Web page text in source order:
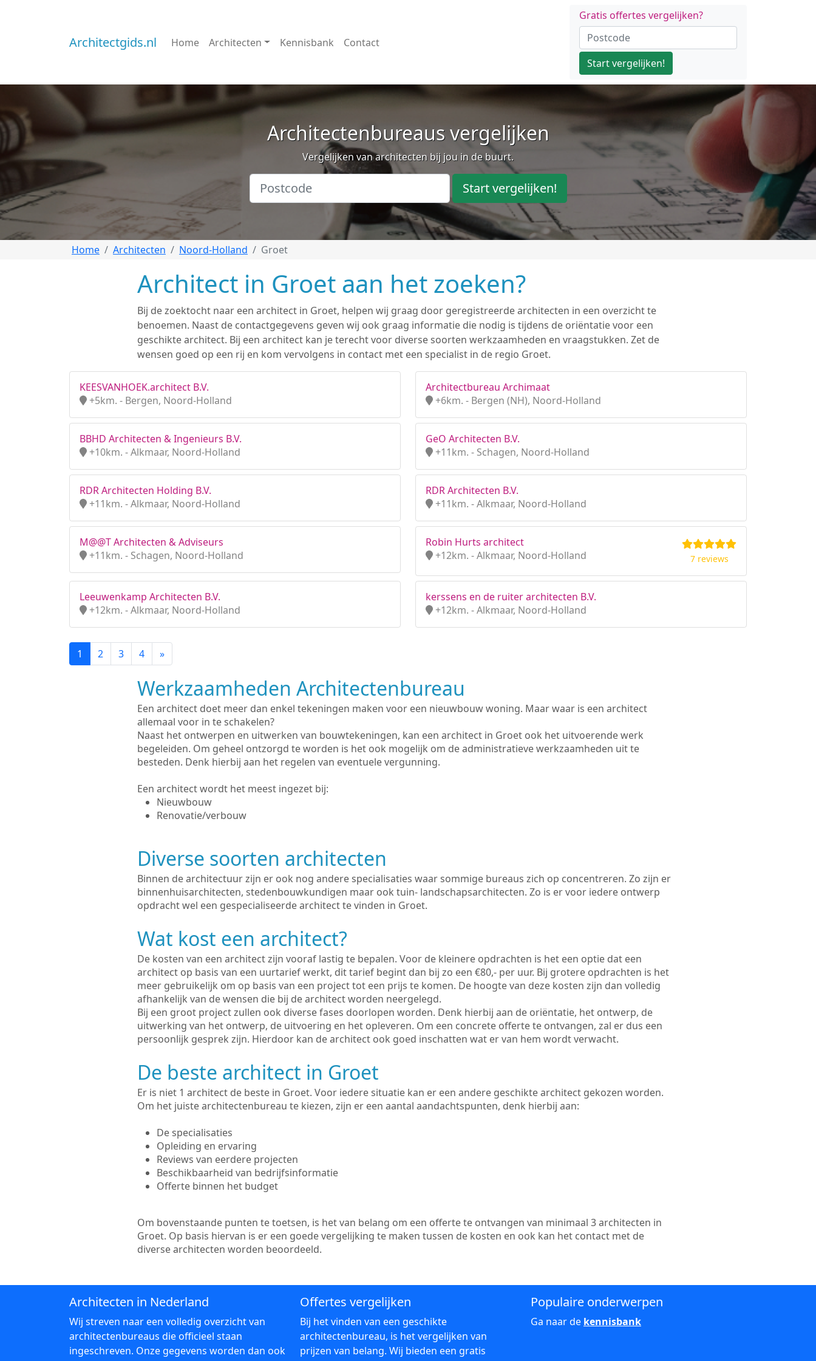
Architectgids.nl Home Architecten Kennisbank Contact
Gratis offertes vergelijken?
Start vergelijken!
Architectenbureaus vergelijken
Vergelijken van architecten bij jou in de buurt.
Start vergelijken!
Home Architecten Noord-Holland Groet
Architect in Groet aan het zoeken?
Bij de zoektocht naar een architect in Groet, helpen wij graag door geregistreerde architecten in een overzicht te
benoemen. Naast de contactgegevens geven wij ook graag informatie die nodig is tijdens de oriëntatie voor een
geschikte architect. Bij een architect kan je terecht voor diverse soorten werkzaamheden en vraagstukken. Zet de
wensen goed op een rij en kom vervolgens in contact met een specialist in de regio Groet.
KEESVANHOEK.architect B.V.
+5km. - Bergen, Noord-Holland
Architectbureau Archimaat
+6km. - Bergen (NH), Noord-Holland
BBHD Architecten & Ingenieurs B.V.
+10km. - Alkmaar, Noord-Holland
GeO Architecten B.V.
+11km. - Schagen, Noord-Holland
RDR Architecten Holding B.V.
+11km. - Alkmaar, Noord-Holland
RDR Architecten B.V.
+11km. - Alkmaar, Noord-Holland
M@@T Architecten & Adviseurs
+11km. - Schagen, Noord-Holland
Robin Hurts architect
+12km. - Alkmaar, Noord-Holland
7 reviews
Leeuwenkamp Architecten B.V.
+12km. - Alkmaar, Noord-Holland
kerssens en de ruiter architecten B.V.
+12km. - Alkmaar, Noord-Holland
1 2 3 4 »
Werkzaamheden Architectenbureau
Een architect doet meer dan enkel tekeningen maken voor een nieuwbouw woning. Maar waar is een architect
allemaal voor in te schakelen?
Naast het ontwerpen en uitwerken van bouwtekeningen, kan een architect in Groet ook het uitvoerende werk
begeleiden. Om geheel ontzorgd te worden is het ook mogelijk om de administratieve werkzaamheden uit te
besteden. Denk hierbij aan het regelen van eventuele vergunning.
Een architect wordt het meest ingezet bij:
Nieuwbouw
Renovatie/verbouw
Diverse soorten architecten
Binnen de architectuur zijn er ook nog andere specialisaties waar sommige bureaus zich op concentreren. Zo zijn er
binnenhuisarchitecten, stedenbouwkundigen maar ook tuin- landschapsarchitecten. Zo is er voor iedere ontwerp
opdracht wel een gespecialiseerde architect te vinden in Groet.
Wat kost een architect?
De kosten van een architect zijn vooraf lastig te bepalen. Voor de kleinere opdrachten is het een optie dat een
architect op basis van een uurtarief werkt, dit tarief begint dan bij zo een €80,- per uur. Bij grotere opdrachten is het
meer gebruikelijk om op basis van een project tot een prijs te komen. De hoogte van deze kosten zijn dan volledig
afhankelijk van de wensen die bij de architect worden neergelegd.
Bij een groot project zullen ook diverse fases doorlopen worden. Denk hierbij aan de oriëntatie, het ontwerp, de
uitwerking van het ontwerp, de uitvoering en het opleveren. Om een concrete offerte te ontvangen, zal er dus een
persoonlijk gesprek zijn. Hierdoor kan de architect ook goed inschatten wat er van hem wordt verwacht.
De beste architect in Groet
Er is niet 1 architect de beste in Groet. Voor iedere situatie kan er een andere geschikte architect gekozen worden.
Om het juiste architectenbureau te kiezen, zijn er een aantal aandachtspunten, denk hierbij aan:
De specialisaties
Opleiding en ervaring
Reviews van eerdere projecten
Beschikbaarheid van bedrijfsinformatie
Offerte binnen het budget
Om bovenstaande punten te toetsen, is het van belang om een offerte te ontvangen van minimaal 3 architecten in
Groet. Op basis hiervan is er een goede vergelijking te maken tussen de kosten en ook kan het contact met de
diverse architecten worden beoordeeld.
Architecten in Nederland
Wij streven naar een volledig overzicht van
architectenbureaus die officieel staan
ingeschreven. Onze gegevens worden dan ook
Offertes vergelijken
Bij het vinden van een geschikte
architectenbureau, is het vergelijken van
prijzen van belang. Wij bieden een gratis
Populaire onderwerpen
Ga naar de kennisbank